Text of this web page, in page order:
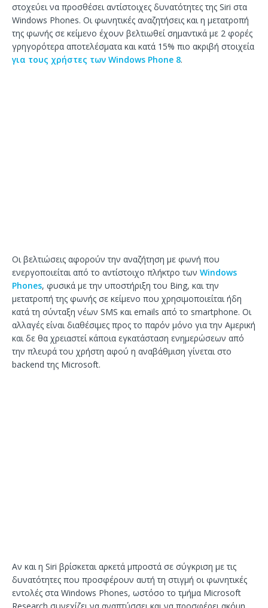
στοχεύει να προσθέσει αντίστοιχες δυνατότητες της Siri στα
Windows Phones. Οι φωνητικές αναζητήσεις και η μετατροπή
της φωνής σε κείμενο έχουν βελτιωθεί σημαντικά με 2 φορές
γρηγορότερα αποτελέσματα και κατά 15% πιο ακριβή στοιχεία
για τους χρήστες των Windows Phone 8.
Οι βελτιώσεις αφορούν την αναζήτηση με φωνή που
ενεργοποιείται από το αντίστοιχο πλήκτρο των Windows
Phones, φυσικά με την υποστήριξη του Bing, και την
μετατροπή της φωνής σε κείμενο που χρησιμοποιείται ήδη
κατά τη σύνταξη νέων SMS και emails από το smartphone. Οι
αλλαγές είναι διαθέσιμες προς το παρόν μόνο για την Αμερική
και δε θα χρειαστεί κάποια εγκατάσταση ενημερώσεων από
την πλευρά του χρήστη αφού η αναβάθμιση γίνεται στο
backend της Microsoft.
Αν και η Siri βρίσκεται αρκετά μπροστά σε σύγκριση με τις
δυνατότητες που προσφέρουν αυτή τη στιγμή οι φωνητικές
εντολές στα Windows Phones, ωστόσο το τμήμα Microsoft